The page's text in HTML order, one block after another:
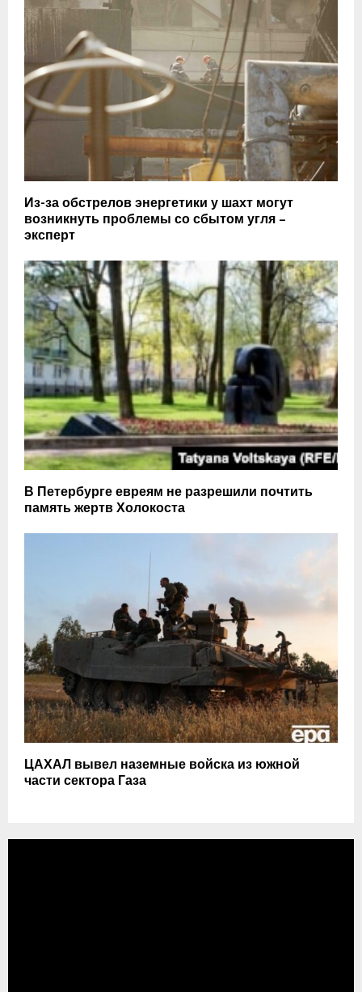
Из-за обстрелов энергетики у шахт могут
возникнуть проблемы со сбытом угля –
эксперт
В Петербурге евреям не разрешили почтить
память жертв Холокоста
ЦАХАЛ вывел наземные войска из южной
части сектора Газа